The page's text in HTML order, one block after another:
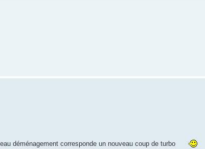
déménagement corresponde un nouveau coup de turbo